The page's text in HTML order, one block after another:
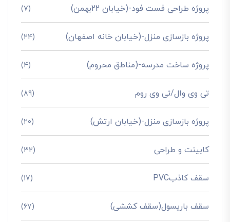
پروژه طراحی فست فود-(خیابان 22بهمن) (7)
پروژه بازسازی منزل-(خیابان خانه اصفهان) (24)
پروژه ساخت مدرسه-(مناطق محروم) (4)
تی وی وال/تی وی روم (89)
پروژه بازسازی منزل-(خیابان ارتش) (20)
کابینت و طراحی (32)
سقف کاذبPVC (17)
سقف باریسول(سقف کششی) (67)